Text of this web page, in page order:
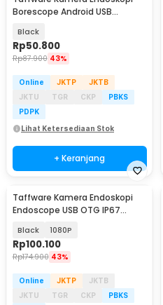
Borescope Android USB
AN99
Black
Rp50.800
Rp87.900 43%
Online JKTP
JKTB
JKTU
TGR CKP
PBKS
PDPK
Lihat Ketersediaan Stok
+ Keranjang
Taffware Kamera Endoskopi
Endoscope USB OTG IP67
Black 1080P
Rp100.100
Rp174.900 43%
Online JKTP
JKTB
JKTU
TGR CKP
PBKS